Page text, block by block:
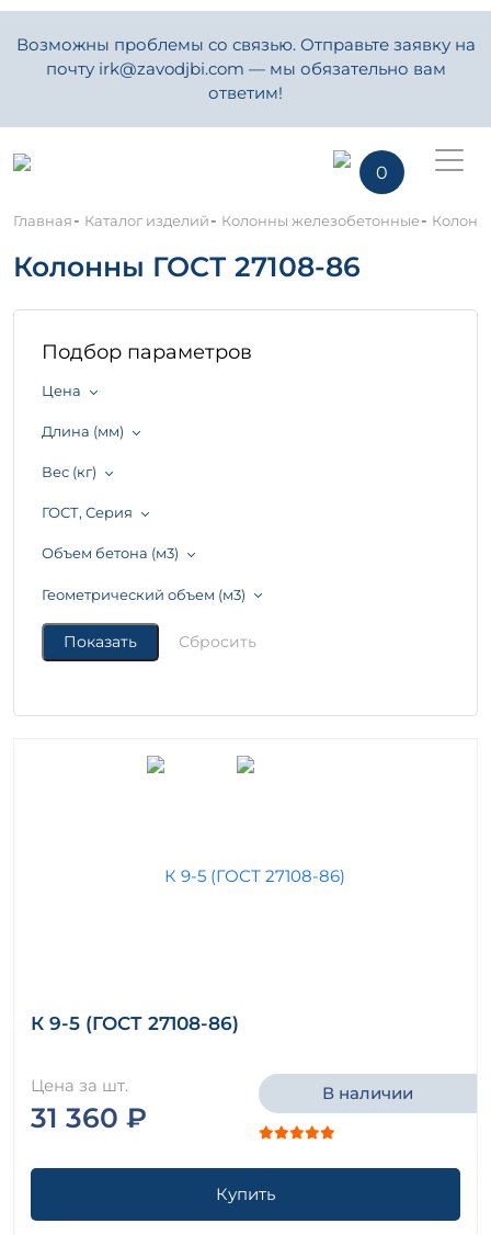
Возможны проблемы со связью. Отправьте заявку на
почту irk@zavodjbi.com — мы обязательно вам
ответим!
0
Главная- Каталог изделий- Колонны железобетонные-
Колонны ГОСТ 27108-86
Подбор параметров
Цена
Длина (мм)
Вес (кг)
ГОСТ, Серия
Объем бетона (м3)
Геометрический объем (м3)
К 9-5 (ГОСТ 27108-86)
Цена за шт.
31 360 ₽
В наличии
Купить